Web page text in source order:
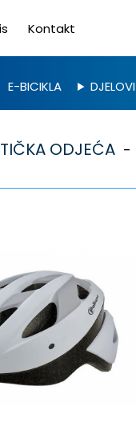
Kontakt
E-BICIKLA DJELOVI
ODJEĆA